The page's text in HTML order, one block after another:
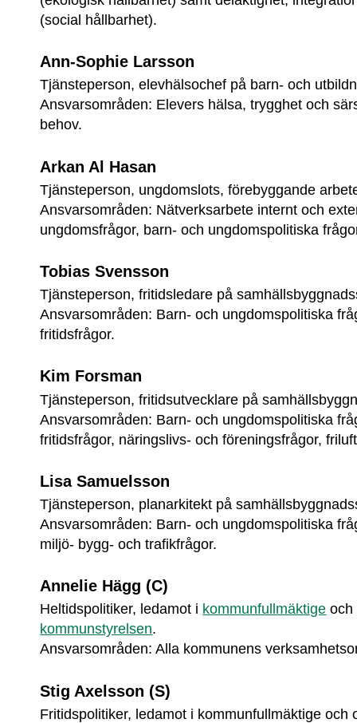
(social hållbarhet).
Ann-Sophie Larsson
Tjänsteperson, elevhälsochef på barn- och
Ansvarsområden: Elevers hälsa, trygghet och
behov.
Arkan Al Hasan
Tjänsteperson, ungdomslots, förebyggande
Ansvarsområden: Nätverksarbete internt och
ungdomsfrågor, barn- och ungdomspolitiska
Tobias Svensson
Tjänsteperson, fritidsledare på
Ansvarsområden: Barn- och ungdomspolitiska
fritidsfrågor.
Kim Forsman
Tjänsteperson, fritidsutvecklare på
Ansvarsområden: Barn- och ungdomspolitiska
fritidsfrågor, näringslivs- och föreningsfrågor,
Lisa Samuelsson
Tjänsteperson, planarkitekt på
Ansvarsområden: Barn- och ungdomspolitiska
miljö- bygg- och trafikfrågor.
Annelie Hägg (C)
Heltidspolitiker, ledamot i kommunfullmäktige
kommunstyrelsen.
Ansvarsområden: Alla kommunens
Stig Axelsson (S)
Fritidspolitiker, ledamot i kommunfullmäktige och